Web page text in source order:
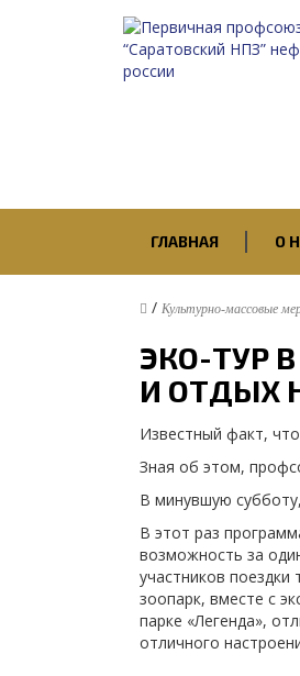
ГЛАВНАЯ О
/ Культурно-массовые
ЭКО-ТУР
И ОТДЫХ
Известный факт,
Зная об этом,
В минувшую
В этот раз
возможность за
участников
зоопарк, вместе с
парке «Легенда»,
отличного